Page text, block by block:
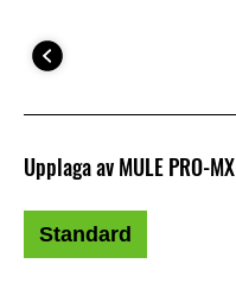
Upplaga av MULE PRO-MX
Standard